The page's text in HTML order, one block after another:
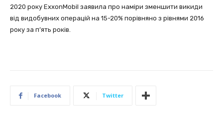
2020 року ExxonMobil заявила про наміри зменшити викиди
від видобувних операцій на 15-20% порівняно з рівнями 2016
року за п’ять років.
Facebook Twitter